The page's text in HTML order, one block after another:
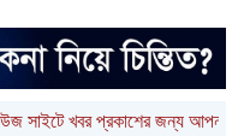
সাইটে খবর প্রকাশের জন্য